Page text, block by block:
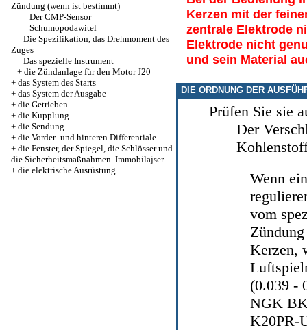
Zündung (wenn ist bestimmt)
Der CMP-Sensor
Schumopodawitel
Die Spezifikation, das Drehmoment des
Zuges
Das spezielle Instrument
+ die Zündanlage für den Motor J20
+ das System des Starts
+ das System der Ausgabe
+ die Getrieben
+ die Kupplung
+ die Sendung
+ die Vorder- und hinteren Differentiale
+ die Fenster, der Spiegel, die Schlösser und
die Sicherheitsmaßnahmen. Immobilajser
+ die elektrische Ausrüstung
Kerzen mit der
zentrale Elektrode
Elektrode nicht
und sein Material
DIE ORDNUNG DER
Prüfen Sie sie
Der
Wenn
vom
Kerzen,
(0.039 -
NGK
K20PR-